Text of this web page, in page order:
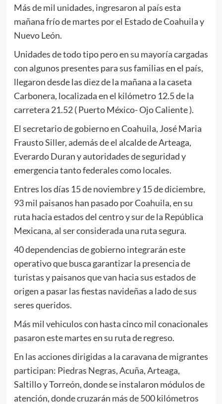
Más de mil unidades, ingresaron al país esta
mañana frío de martes por el Estado de Coahuila y
Nuevo León.
Unidades de todo tipo pero en su mayoría cargadas
con algunos presentes para sus familias en el país,
llegaron desde las diez de la mañana a la caseta
Carbonera, localizada en el kilómetro 12.5 de la
carretera 21.52 ( Puerto México- Ojo Caliente ).
El secretario de gobierno en Coahuila, José Maria
Frausto Siller, además de el alcalde de Arteaga,
Everardo Duran y autoridades de seguridad y
emergencia tanto federales como locales.
Entres los días 15 de noviembre y 15 de diciembre,
93 mil paisanos han pasado por Coahuila, en su
ruta hacia estados del centro y sur de la República
Mexicana, al ser considerada una ruta segura.
40 dependencias de gobierno integrarán este
operativo que busca garantizar la presencia de
turistas y paisanos que van hacia sus estados de
origen a pasar las fiestas navideñas a lado de sus
seres queridos.
Más mil vehiculos con hasta cinco mil conacionales
pasaron este martes en su ruta de regreso.
En las acciones dirigidas a la caravana de migrantes
participan: Piedras Negras, Acuña, Arteaga,
Saltillo y Torreón, donde se instalaron módulos de
atención, donde cruzarán más de 500 kilómetros